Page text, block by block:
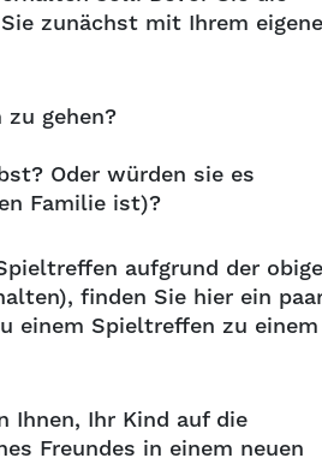
zunächst mit Ihrem
gehen?
Oder würden sie es
Familie ist)?
aufgrund der
finden Sie hier ein
einem Spieltreffen zu einem
Ihnen, Ihr Kind auf die
Freundes in einem neuen